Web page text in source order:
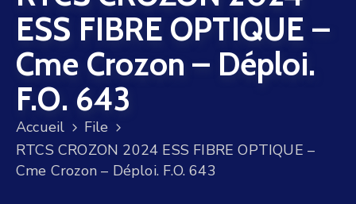
LOCALE
VIE
SOCIALE
TERRE
ET
MER
VOS
ESS FIBRE OPTIQUE –
Cme Crozon – Déploi.
F.O. 643
Accueil
File
RTCS CROZON 2024 ESS FIBRE OPTIQUE –
Cme Crozon – Déploi. F.O. 643